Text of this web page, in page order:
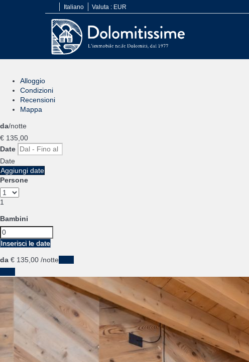
Italiano Valuta : EUR
Alloggio
Condizioni
Recensioni
Mappa
da/notte
€ 135, 00
Date
Date
Aggiungi date
Persone
1
Bambini
Inserisci le date
da € 135, 00 /notte